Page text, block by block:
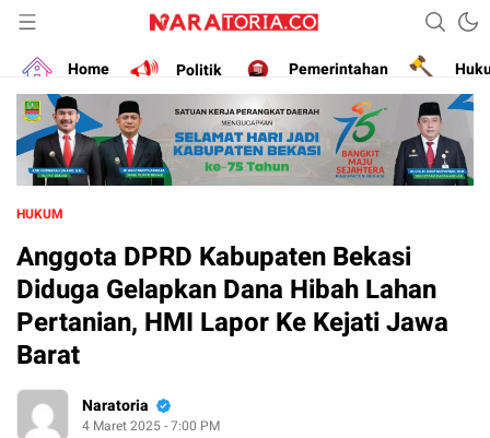
naratoria.co
Narasikan Fakta dan Data
Home
Politik Pemerintahan
HUKUM
Anggota DPRD Kabupaten Bekasi
Diduga Gelapkan Dana Hibah Lahan
Pertanian, HMI Lapor Ke Kejati Jawa
Barat
Naratoria
4 Maret 2025 - 7:00 PM